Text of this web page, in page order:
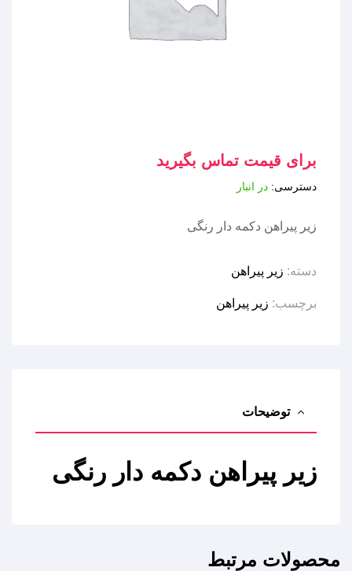
برای قیمت تماس بگیرید
دسترسی: در انبار
زیر پیراهن دکمه دار رنگی
دسته: زیر پیراهن
برچسب: زیر پیراهن
توضیحات
زیر پیراهن دکمه دار رنگی
محصولات مرتبط